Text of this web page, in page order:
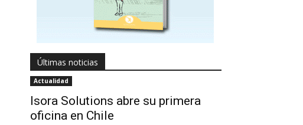
Últimas noticias
Actualidad
Isora Solutions abre su primera
oficina en Chile